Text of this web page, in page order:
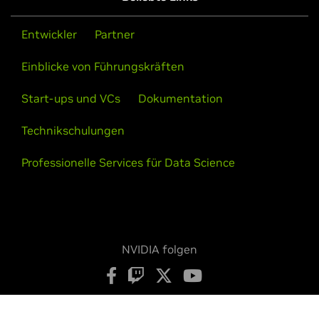
Entwickler Partner
Einblicke von Führungskräften
Start-ups und VCs Dokumentation
Technikschulungen
Professionelle Services für Data Science
NVIDIA folgen